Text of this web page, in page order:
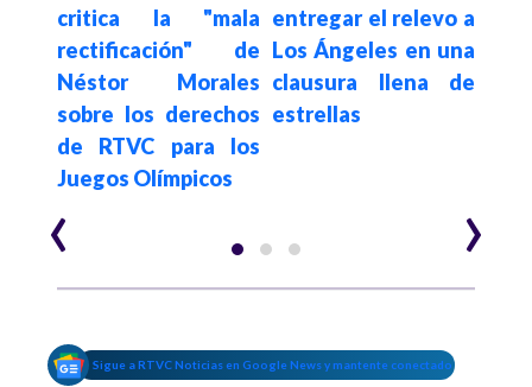
critica la "mala
rectificación" de
Néstor Morales
sobre los derechos
de RTVC para los
Juegos Olímpicos
entregar el relevo a
Los Ángeles en una
clausura llena de
estrellas
‹ ›
Sigue a RTVC Noticias en Google News y mantente conectado